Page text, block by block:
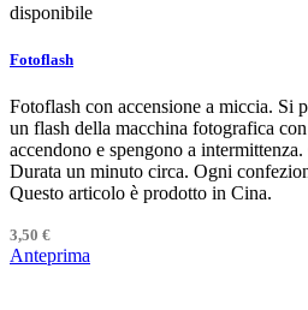
disponibile
Fotoflash
Fotoflash con accensione a miccia. Si
un flash della macchina fotografica
accendono e spengono a
Durata un minuto circa. Ogni
Questo articolo è prodotto in Cina.
3,50 €
Anteprima